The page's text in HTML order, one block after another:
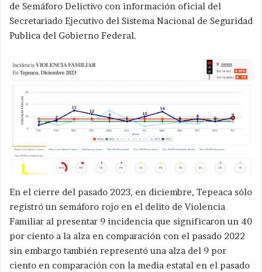
de Semáforo Delictivo con información oficial del
Secretariado Ejecutivo del Sistema Nacional de Seguridad
Publica del Gobierno Federal.
En el cierre del pasado 2023, en diciembre, Tepeaca sólo
registró un semáforo rojo en el delito de Violencia
Familiar al presentar 9 incidencia que significaron un 40
por ciento a la alza en comparación con el pasado 2022
sin embargo también representó una alza del 9 por
ciento en comparación con la media estatal en el pasado